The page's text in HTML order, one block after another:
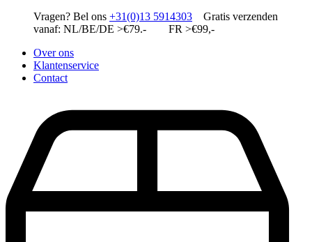
Vragen? Bel ons +31(0)13 5914303 Gratis verzenden
vanaf: NL/BE/DE >€79.- FR >€99,-
Over ons
Klantenservice
Contact